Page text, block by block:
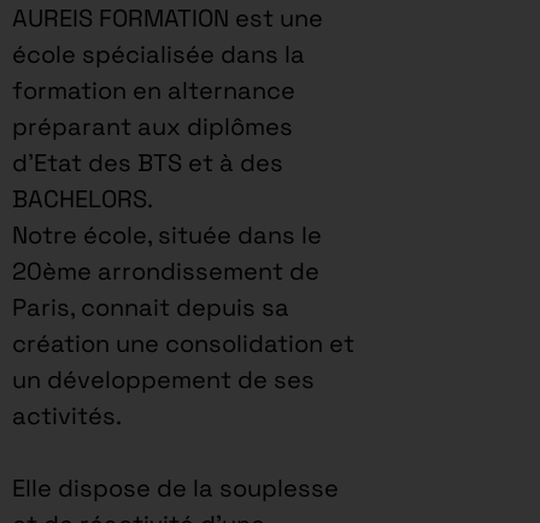
AUREIS FORMATION est une
école spécialisée dans la
formation en alternance
préparant aux diplômes
d’Etat des BTS et à des
BACHELORS.
Notre école, située dans le
20ème arrondissement de
Paris, connait depuis sa
création une consolidation et
un développement de ses
activités.
Elle dispose de la souplesse